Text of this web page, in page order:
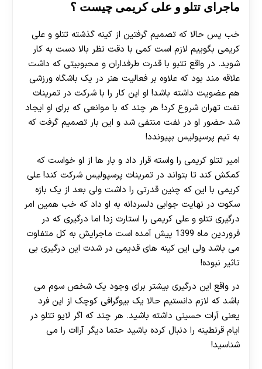
ماجرای تتلو و علی کریمی چیست ؟
خب پس حالا که تصمیم گرفتین از کینه گذشته تتلو و علی
کریمی بگوییم لازم است کمی با دقت نظر بالا دست به کار
شوید. در واقع تتبو با قدرت طرفداران و محبوبیتی که داشت
علاقه مند بود که علاوه بر فعالیت هنر در یک باشگاه ورزشی
هم عضویت داشته باشد! او این کار را با شرکت در تمرینات
نفت تهران شروع کرد! هر چند که با موانعی که برای او ایجاد
شد حضور او در نفت منتفی شد و این بار تصمیم گرفت که
به تیم پرسپولیس بپیوندد!
امیر تتلو کریمی را واسته قرار داد و بار ها از او خواست که
کمکش کند تا بتواند در تمرینات پرسپولیس شرکت کند! علی
کریمی با این که چنین قدرتی را داشت ولی بعد از یک بازه
سکوت در نهایت جوابی دلسردانه به او داد که خب همین امر
درگیری تتلو و علی کریمی را استارت زد! اما درگیری که در
فروردین ماه 1399 پیش آمده است ماجرایش به کل متفاوت
می باشد ولی این کینه های قدیمی در شدت این درگیری بی
تاثیر نبوده!
در واقع این درگیری بیشتر برای وجود یک شخص سوم می
باشد که لازم دانستیم حالا یک بیوگرافی کوچک از این فرد
یعنی آرات حسینی داشته باشید. هر چند که اگر لایو تتلو در
ایام قرنطینه را دنبال کرده باشید حتما دیگر آراات را می
شناسید!